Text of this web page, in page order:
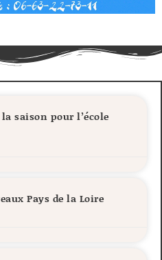
saison pour l’école
Pays de la Loire